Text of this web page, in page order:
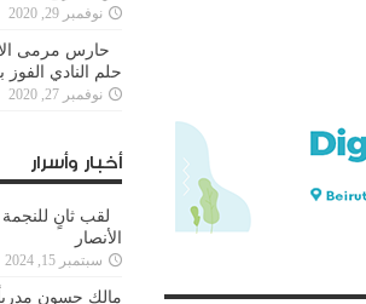
نوفمبر 29, 2020
حارس مرمى
حلم النادي
نوفمبر 27, 2020
أخبار وأسرار
لقب ثانٍ
الأنصار
سبتمبر 15, 2024
مالك حسون